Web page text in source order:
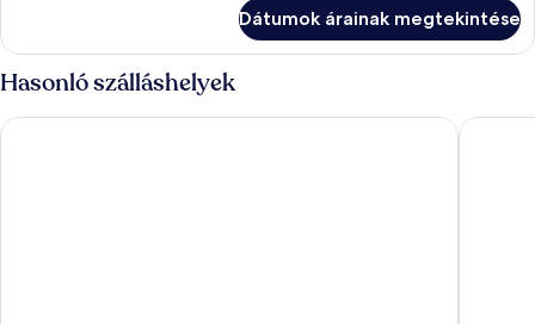
Dátumok árainak megtekintése
Hasonló szálláshelyek
Metropark Hotel Kowloon Hong Kong iclub